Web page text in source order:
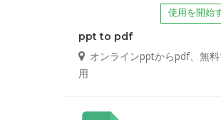
使用を開始
ppt to pdf
オンラインpptからpdf、無
用